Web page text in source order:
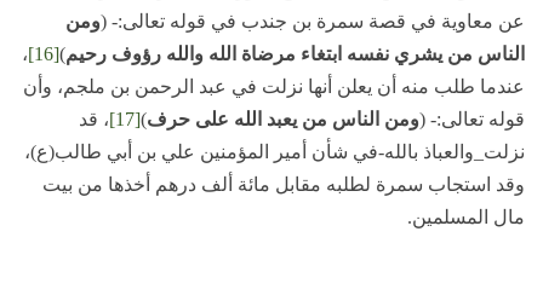
عن معاوية في قصة سمرة بن جندب في قوله تعالى:- (ومن
الناس من يشري نفسه ابتغاء مرضاة الله والله رؤوف رحيم)
[16]
،
عندما طلب منه أن يعلن أنها نزلت في عبد الرحمن بن ملجم، وأن
قوله تعالى:- (ومن الناس من يعبد الله على حرف)
[17]
، قد
نزلت_والعباذ بالله-في شأن أمير المؤمنين علي بن أبي طالب(ع)،
وقد استجاب سمرة لطلبه مقابل مائة ألف درهم أخذها من بيت
مال المسلمين.